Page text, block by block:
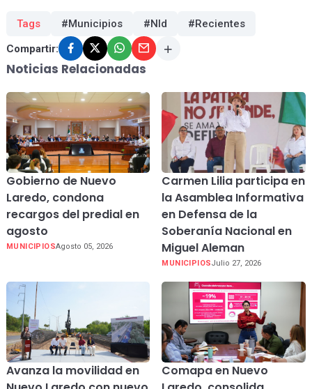
Tags #Municipios #Nld #Recientes
Compartir:
Noticias Relacionadas
Gobierno de Nuevo
Laredo, condona
recargos del predial en
agosto
MUNICIPIOSAgosto 05, 2026
Carmen Lilia participa en
la Asamblea Informativa
en Defensa de la
Soberanía Nacional en
Miguel Aleman
MUNICIPIOSJulio 27, 2026
Avanza la movilidad en
Comapa en Nuevo